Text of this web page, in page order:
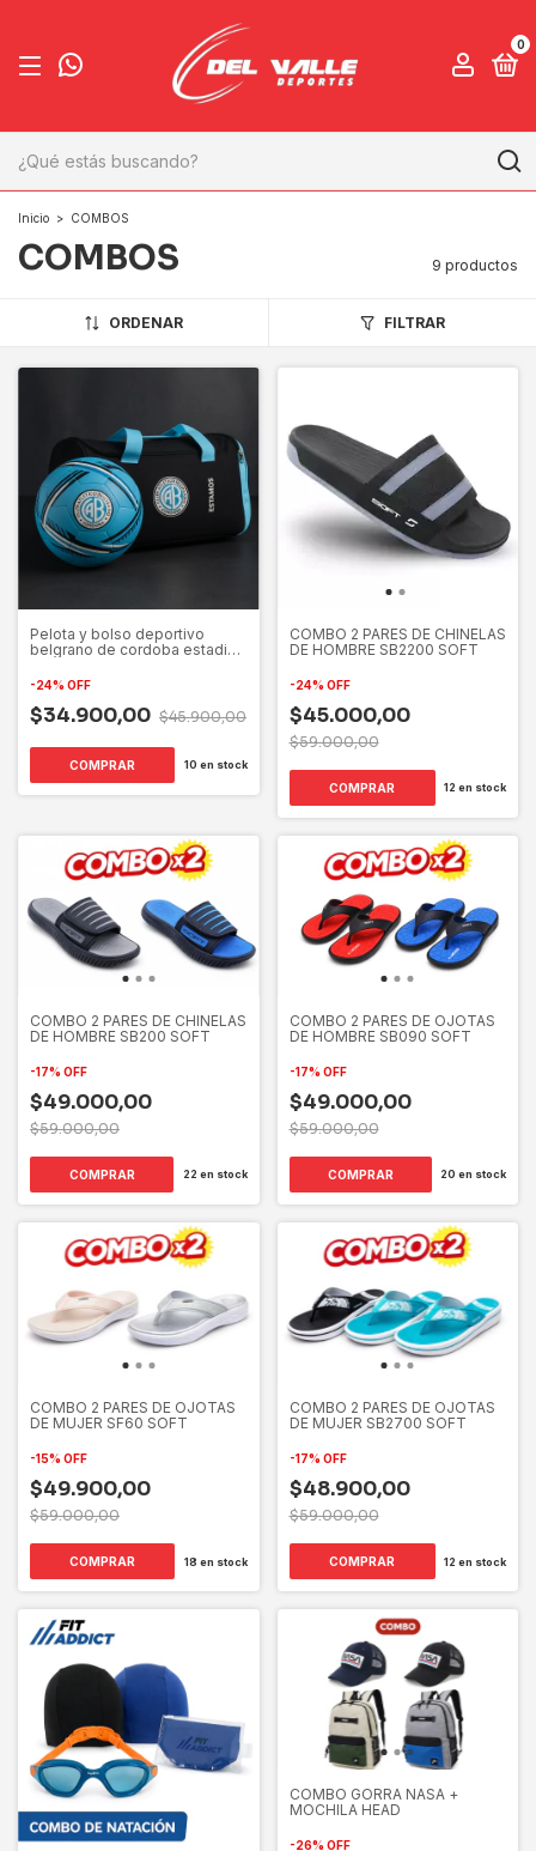
0
Inicio > COMBOS
COMBOS 9 productos
ORDENAR FILTRAR
Pelota y bolso deportivo
belgrano de cordoba estadios
-24% OFF
$34.900,00 $45.900,00
COMPRAR 10 en stock
COMBO 2 PARES DE CHINELAS
DE HOMBRE SB2200 SOFT
-24% OFF
$45.000,00
$59.000,00
COMPRAR 12 en stock
COMBO 2 PARES DE CHINELAS
DE HOMBRE SB200 SOFT
-17% OFF
$49.000,00
$59.000,00
COMPRAR 22 en stock
COMBO 2 PARES DE OJOTAS
DE HOMBRE SB090 SOFT
-17% OFF
$49.000,00
$59.000,00
COMPRAR 20 en stock
COMBO 2 PARES DE OJOTAS
DE MUJER SF60 SOFT
-15% OFF
$49.900,00
$59.000,00
COMPRAR 18 en stock
COMBO 2 PARES DE OJOTAS
DE MUJER SB2700 SOFT
-17% OFF
$48.900,00
$59.000,00
COMPRAR 12 en stock
COMBO GORRA NASA +
MOCHILA HEAD
-26% OFF